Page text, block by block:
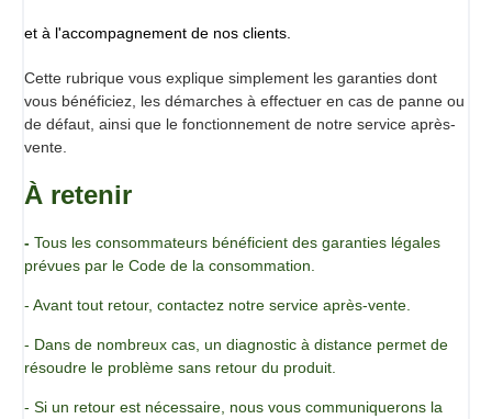
et à l'accompagnement de nos clients.
Cette rubrique vous explique simplement les garanties dont
vous bénéficiez, les démarches à effectuer en cas de panne ou
de défaut, ainsi que le fonctionnement de notre service après-
vente.
À retenir
- Tous les consommateurs bénéficient des garanties légales
prévues par le Code de la consommation.
- Avant tout retour, contactez notre service après-vente.
- Dans de nombreux cas, un diagnostic à distance permet de
résoudre le problème sans retour du produit.
- Si un retour est nécessaire, nous vous communiquerons la